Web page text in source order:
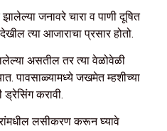
जनावरे चारा व पाणी दूषित
त्या आजाराचा प्रसार होतो.
असतील तर त्या वेळोवेळी
पावसाळ्यामध्ये जखमेत म्हशीच्या
करावी.
लसीकरण करून घ्यावे